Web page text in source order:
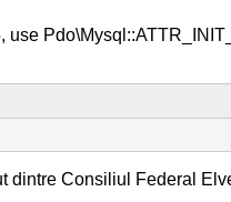
dintre Consiliul Federal